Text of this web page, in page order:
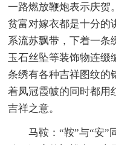
一路燃放鞭炮表示庆贺
贫富对嫁衣都是十分的
系流苏飘带，下着一条
玉石丝坠等装饰物连缀
条绣有各种吉祥图纹的
着凤冠霞帔的同时都用
吉祥之意。
马鞍：“鞍”与“安”